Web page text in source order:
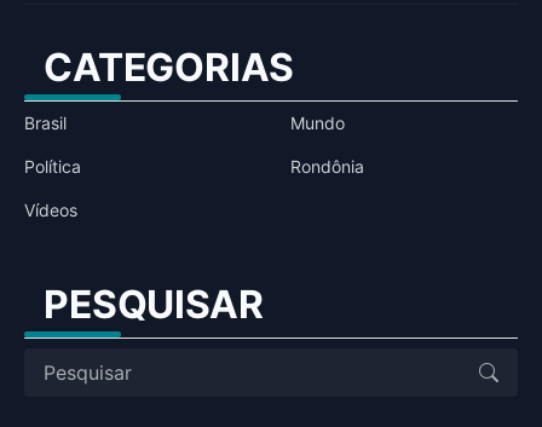
CATEGORIAS
Brasil Mundo
Política Rondônia
Vídeos
PESQUISAR